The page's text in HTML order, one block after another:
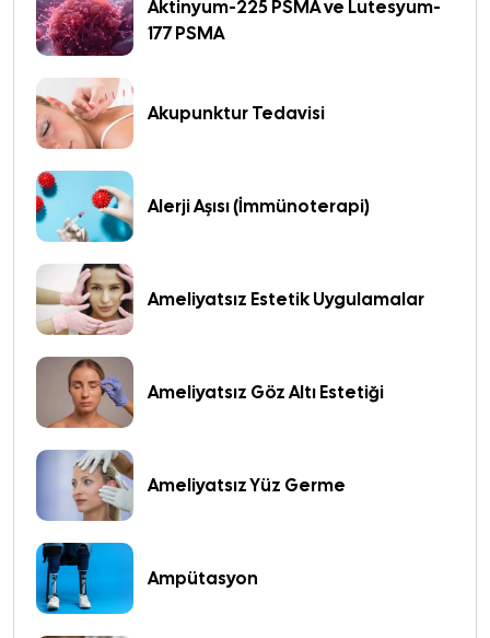
Aktinyum-225 PSMA ve Lutesyum-
177 PSMA
Akupunktur Tedavisi
Alerji Aşısı (İmmünoterapi)
Ameliyatsız Estetik Uygulamalar
Ameliyatsız Göz Altı Estetiği
Ameliyatsız Yüz Germe
Ampütasyon